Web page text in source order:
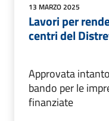
13 MARZO 2025
Lavori per
centri del
Approvata
bando per le
finanziate